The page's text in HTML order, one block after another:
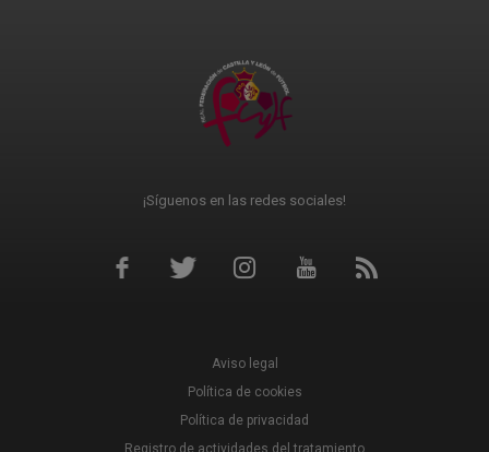
¡Síguenos en las redes sociales!
Aviso legal
Política de cookies
Política de privacidad
Registro de actividades del tratamiento